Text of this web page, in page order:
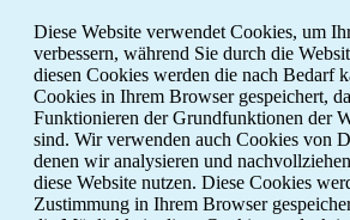
Diese Website verwendet Cookies, um
verbessern, während Sie durch die
diesen Cookies werden die nach Bedarf
Cookies in Ihrem Browser gespeichert,
Funktionieren der Grundfunktionen der
sind. Wir verwenden auch Cookies von
denen wir analysieren und
diese Website nutzen. Diese Cookies
Zustimmung in Ihrem Browser